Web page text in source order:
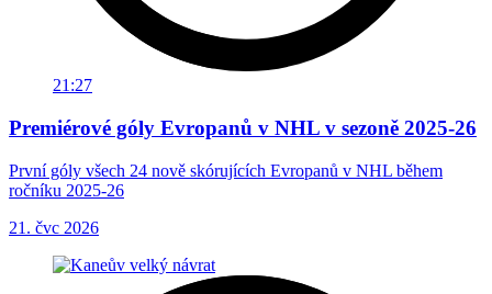
21:27
Premiérové góly Evropanů v NHL v sezoně 2025-26
První góly všech 24 nově skórujících Evropanů v NHL během
ročníku 2025-26
21. čvc 2026